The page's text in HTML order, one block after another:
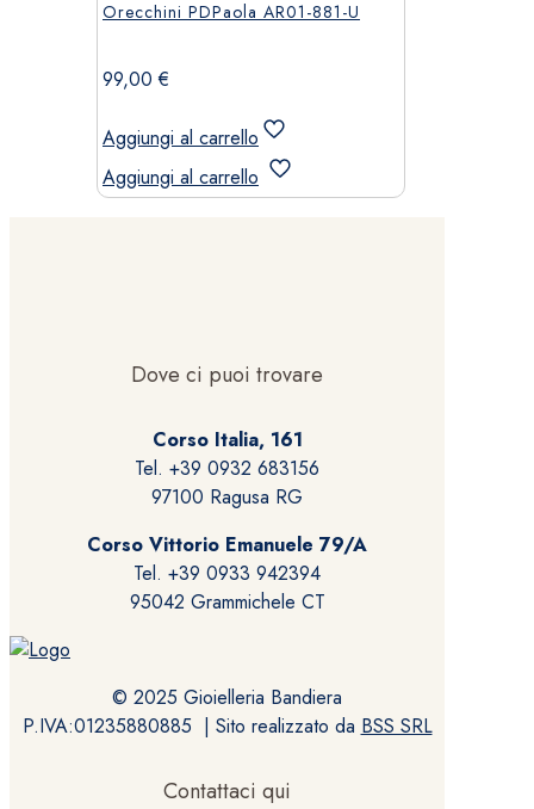
Orecchini PDPaola AR01-881-U
99,00€
Aggiungi al carrello
Aggiungi al carrello
Dove ci puoi trovare
Corso Italia, 161
Tel. +39 0932 683156
97100 Ragusa RG
Corso Vittorio Emanuele 79/A
Tel. +39 0933 942394
95042 Grammichele CT
© 2025 Gioielleria Bandiera
P.IVA:01235880885 | Sito realizzato da BSS SRL
Contattaci qui